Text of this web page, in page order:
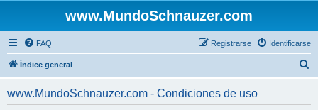
www.MundoSchnauzer.com
FAQ Identificarse
Registrarse
Índice general
www.MundoSchnauzer.com - Condiciones de uso